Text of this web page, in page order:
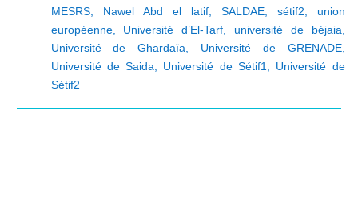
MESRS, Nawel Abd el latif, SALDAE, sétif2
union
européenne, Université d’El-Tarf université de béjaia
Université de Ghardaïa
Université de GRENADE,
Université de Saida
Université de Sétif1
Université de
Sétif2